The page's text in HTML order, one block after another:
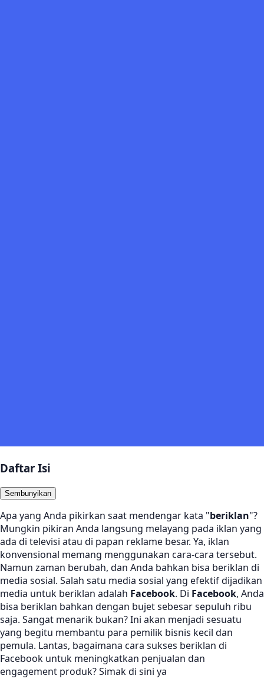
Daftar Isi
Sembunyikan
Apa yang Anda pikirkan saat mendengar kata "beriklan"?
Mungkin pikiran Anda langsung melayang pada iklan yang
ada di televisi atau di papan reklame besar. Ya, iklan
konvensional memang menggunakan cara-cara tersebut.
Namun zaman berubah, dan Anda bahkan bisa beriklan di
media sosial. Salah satu media sosial yang efektif dijadikan
media untuk beriklan adalah Facebook. Di Facebook, Anda
bisa beriklan bahkan dengan bujet sebesar sepuluh ribu
saja. Sangat menarik bukan? Ini akan menjadi sesuatu
yang begitu membantu para pemilik bisnis kecil dan
pemula. Lantas, bagaimana cara sukses beriklan di
Facebook untuk meningkatkan penjualan dan
engagement produk? Simak di sini ya